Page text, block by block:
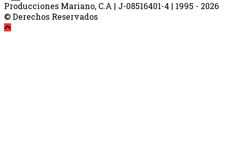
Producciones Mariano, C.A | J-08516401-4 | 1995 - 2026
© Derechos Reservados